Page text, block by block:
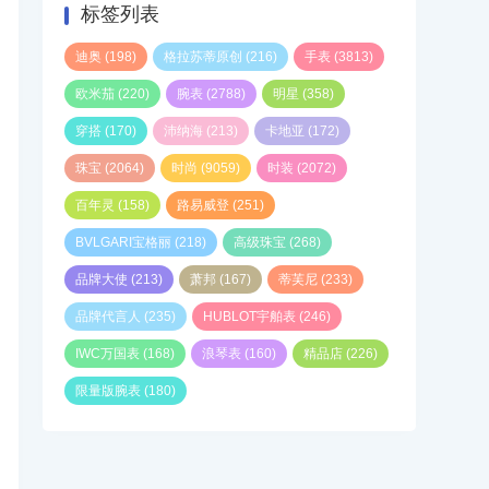
标签列表
迪奥 (198) 格拉苏蒂原创 (216) 手表 (3813)
欧米茄 (220) 腕表 (2788) 明星 (358)
穿搭 (170) 沛纳海 (213) 卡地亚 (172)
珠宝 (2064) 时尚 (9059) 时装 (2072)
百年灵 (158) 路易威登 (251)
BVLGARI宝格丽 (218) 高级珠宝 (268)
品牌大使 (213) 萧邦 (167) 蒂芙尼 (233)
品牌代言人 (235) HUBLOT宇舶表 (246)
IWC万国表 (168) 浪琴表 (160) 精品店 (226)
限量版腕表 (180)